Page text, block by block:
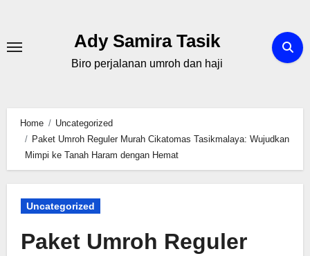
content
Ady Samira Tasik
Biro perjalanan umroh dan haji
Home
Uncategorized
Paket Umroh Reguler Murah Cikatomas Tasikmalaya: Wujudkan
Mimpi ke Tanah Haram dengan Hemat
Uncategorized
Paket Umroh Reguler